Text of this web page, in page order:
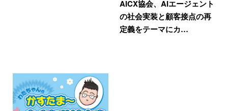
AICX協会、AIエージェント
の社会実装と顧客接点の再
定義をテーマにカ…